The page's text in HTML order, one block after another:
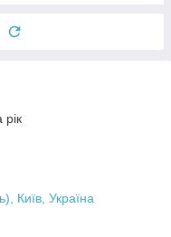
рік
Київ, Україна